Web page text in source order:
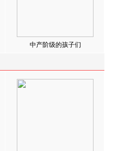
中产阶级的孩子们